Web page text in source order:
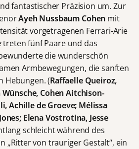
fantastischer Präzision um. Zur
Ayeh Nussbaum Cohen mit
vorgetragenen Ferrari-Arie
treten fünf Paare und das
die wunderschön
Armbewegungen, die sanften
Hebungen. (Raffaelle Queiroz,
Cohen Aitchison-
Achille de Groeve; Mélissa
Elena Vostrotina, Jesse
schleicht während des
„Ritter von trauriger Gestalt“, ein